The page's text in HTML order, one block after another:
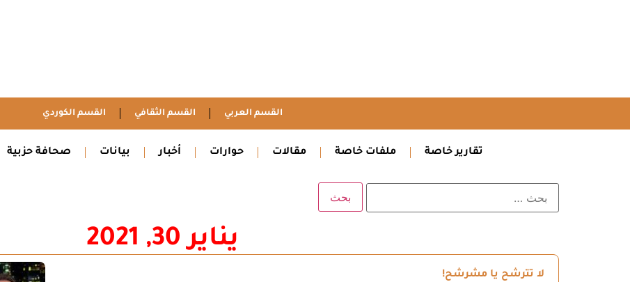
القسم العربي القسم الثقافي القسم الكوردي
تقارير خاصة ملفات خاصة مقالات حوارات أخبار بيانات صحافة حزبية
يناير 30, 2021
لا تترشح يا مشرشح!